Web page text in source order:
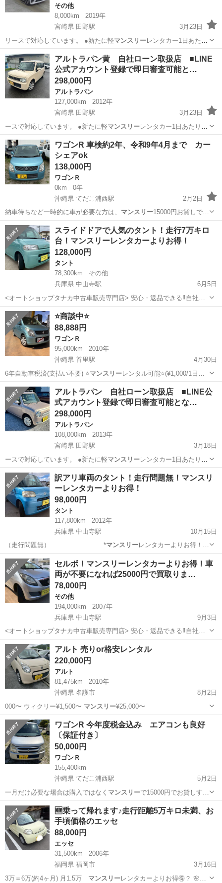
その他
8,000km
2019年
宮崎県 田野駅
3月23日
リースで対応しています。 ●新たに軽マンスリーレンタカー1日あたり
1,100円で対…
宮崎 宮崎市 田野駅 その他 自社
アルトラパン黄 自社ローン取扱店 ■LINE
公式アカウント登録で即日審査可能と…
298,000円
アルトラパン
127,000km
2012年
宮崎県 田野駅
3月23日
ースで対応しています。 ●新たに軽マンスリーレンタカー1日あたり
1,100円で対…
宮崎 宮崎市 田野駅 アルトラパン 自社
ワゴンR 車検約2年、令和9年4月まで カー
シェアok
138,000円
ワゴンＲ
0km
0年
沖縄県 てだこ浦西駅
2月2日
納車待ちなど一時的に車が必要な方は、 マンスリー15000円お貸しでき
ます。一括購入…
沖縄 沖縄市 てだこ浦西駅 ワゴンＲ ワゴンR
スライドドアで人気のタント！走行7万キロ
台！マンスリーレンタカーよりお得！
128,000円
タント
78,300km
その他
兵庫県 中山寺駅
6月5日
<オートショップタナカ中古車販売専門店> 安心・返品できる‼自社ロ
ーンがさらにご利用しやすくなりました！ https://blog.aauto-
兵庫 伊丹市 中山寺駅
⭐️商談中⭐️
88,888円
ワゴンＲ
95,000km
2010年
沖縄県 首里駅
4月30日
6年自動車税済(支払い不要) ⭐️マンスリーレンタル可能⭐️(¥1,000/1日…
沖縄 島尻郡 首里駅 ワゴンＲ ワゴンR
アルトラパン 自社ローン取扱店 ■LINE公
式アカウント登録で即日審査可能とな…
298,000円
アルトラパン
108,000km
2013年
宮崎県 田野駅
3月18日
ースで対応しています。 ●新たに軽マンスリーレンタカー1日あたり
1,100円で対…
宮崎 宮崎市 田野駅 アルトラパン 自社
訳アリ車両のタント！走行問題無！マンスリ
ーレンタカーよりお得！
98,000円
タント
117,800km
2012年
兵庫県 中山寺駅
10月15日
（走行問題無） *マンスリーレンタカーよりお得！
…
兵庫 伊丹市 中山寺駅 タント マンスリー
セルボ！マンスリーレンタカーよりお得！車
両が不要になれば25000円で買取りま…
78,000円
その他
194,000km
2007年
兵庫県 中山寺駅
9月3日
<オートショップタナカ中古車販売専門店> 安心・返品できる‼自社ロ
ーンがさらにご利用しやすくなりました！ https://blog.aauto-
tanaka.com/2022/01/loan.html ご覧...
兵庫 伊丹市 中山寺駅 その他
アルト 売りor格安レンタル
220,000円
アルト
81,475km
2010年
沖縄県 名護市
8月2日
000〜 ウィクリー¥1,500〜 マンスリー¥25,000〜
沖縄 名護市 アルト レンタカー
ワゴンR 今年度税金込み エアコンも良好
〔保証付き〕
50,000円
ワゴンＲ
155,400km
沖縄県 てだこ浦西駅
5月2日
一月だけ必要な場合は購入ではなく マンスリーで15000円でお貸しする
こともでき…
沖縄 沖縄市 てだこ浦西駅 ワゴンＲ ワゴンR
🆕乗って帰れます♪走行距離5万キロ未満、お
手頃価格のエッセ
88,000円
エッセ
31,500km
2006年
福岡県 福岡市
3月16日
3万＝6万(約4ヶ月) 月1.5万 マンスリーレンタカーよりお得🉐？ 🌸🌸